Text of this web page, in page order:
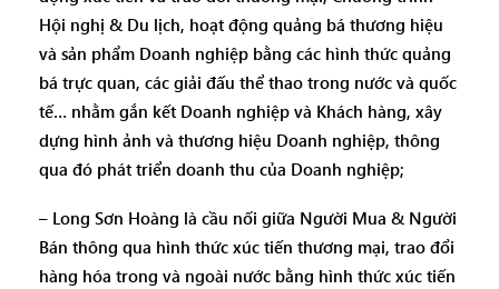
Hội nghị & Du lịch, hoạt động quảng bá thương hiệu
và sản phẩm Doanh nghiệp bằng các hình thức quảng
bá trực quan, các giải đấu thể thao trong nước và quốc
tế… nhằm gắn kết Doanh nghiệp và Khách hàng, xây
dựng hình ảnh và thương hiệu Doanh nghiệp, thông
qua đó phát triển doanh thu của Doanh nghiệp;
– Long Sơn Hoàng là cầu nối giữa Người Mua & Người
Bán thông qua hình thức xúc tiến thương mại, trao đổi
hàng hóa trong và ngoài nước bằng hình thức xúc tiến